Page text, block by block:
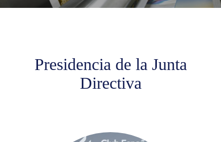
Presidencia de la Junta
Directiva